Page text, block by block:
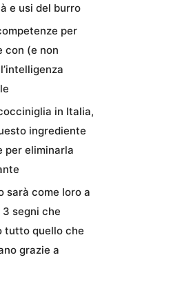
e usi del burro
per
con (e non
in Italia,
ingrediente
per eliminarla
sarà come loro a
3 segni che
tutto quello che
grazie a